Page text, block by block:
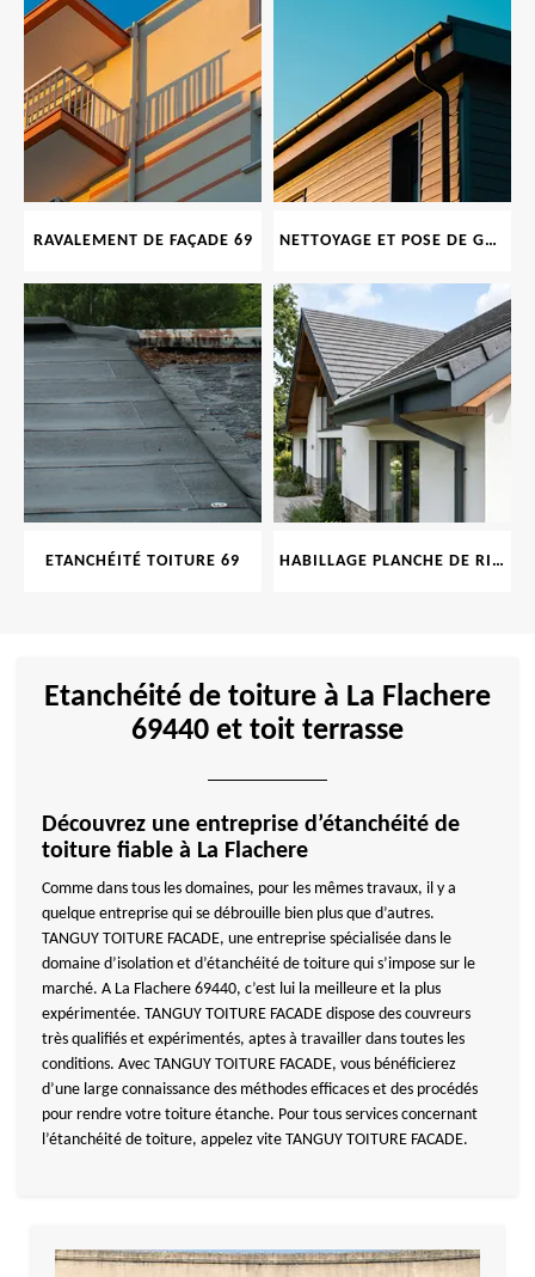
RAVALEMENT DE FAÇADE 69 NETTOYAGE ET POSE DE GOUTTIÈRE 69
ETANCHÉITÉ TOITURE 69 HABILLAGE PLANCHE DE RIVE 69
Etanchéité de toiture à La Flachere
69440 et toit terrasse
Découvrez une entreprise d’étanchéité de
toiture fiable à La Flachere
Comme dans tous les domaines, pour les mêmes travaux, il y a
quelque entreprise qui se débrouille bien plus que d’autres.
TANGUY TOITURE FACADE, une entreprise spécialisée dans le
domaine d’isolation et d’étanchéité de toiture qui s’impose sur le
marché. A La Flachere 69440, c’est lui la meilleure et la plus
expérimentée. TANGUY TOITURE FACADE dispose des couvreurs
très qualifiés et expérimentés, aptes à travailler dans toutes les
conditions. Avec TANGUY TOITURE FACADE, vous bénéficierez
d’une large connaissance des méthodes efficaces et des procédés
pour rendre votre toiture étanche. Pour tous services concernant
l’étanchéité de toiture, appelez vite TANGUY TOITURE FACADE.